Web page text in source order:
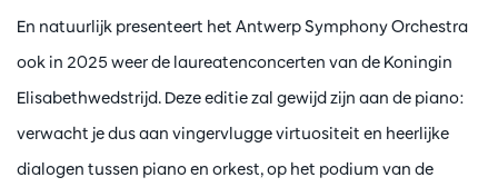
En natuurlijk presenteert het Antwerp Symphony Orchestra
ook in 2025 weer de laureatenconcerten van de Koningin
Elisabethwedstrijd. Deze editie zal gewijd zijn aan de piano:
verwacht je dus aan vingervlugge virtuositeit en heerlijke
dialogen tussen piano en orkest, op het podium van de